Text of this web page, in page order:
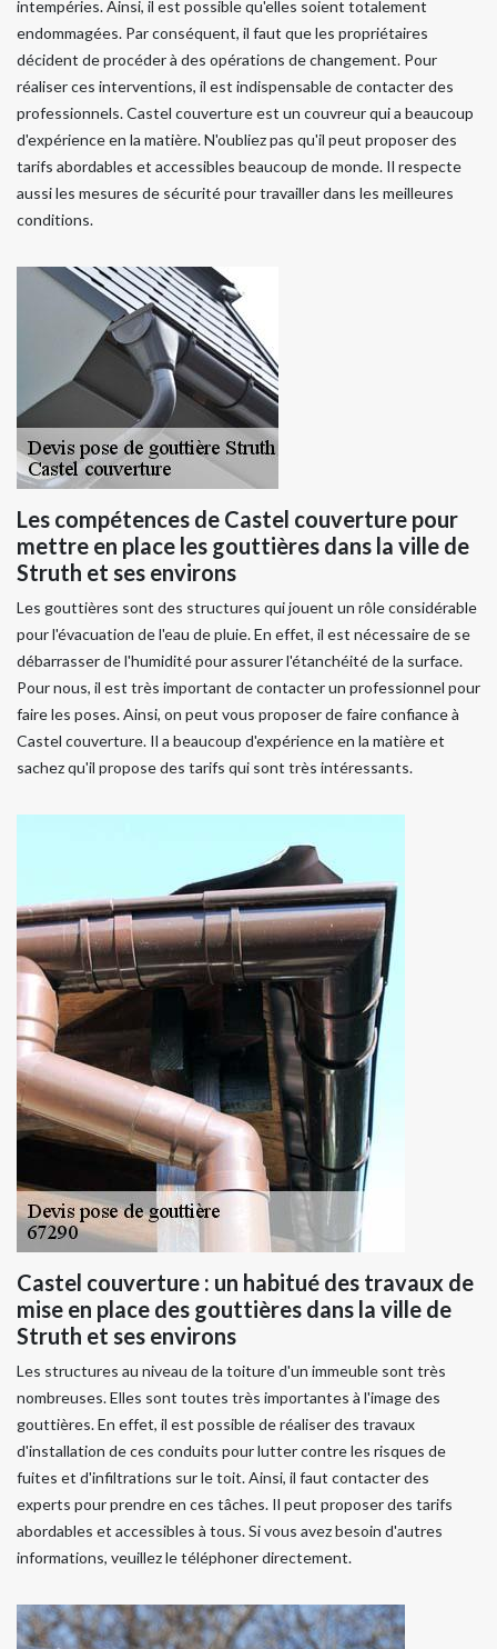
intempéries. Ainsi, il est possible qu'elles soient totalement
endommagées. Par conséquent, il faut que les propriétaires
décident de procéder à des opérations de changement. Pour
réaliser ces interventions, il est indispensable de contacter des
professionnels. Castel couverture est un couvreur qui a beaucoup
d'expérience en la matière. N'oubliez pas qu'il peut proposer des
tarifs abordables et accessibles beaucoup de monde. Il respecte
aussi les mesures de sécurité pour travailler dans les meilleures
conditions.
Les compétences de Castel couverture pour
mettre en place les gouttières dans la ville de
Struth et ses environs
Les gouttières sont des structures qui jouent un rôle considérable
pour l'évacuation de l'eau de pluie. En effet, il est nécessaire de se
débarrasser de l'humidité pour assurer l'étanchéité de la surface.
Pour nous, il est très important de contacter un professionnel pour
faire les poses. Ainsi, on peut vous proposer de faire confiance à
Castel couverture. Il a beaucoup d'expérience en la matière et
sachez qu'il propose des tarifs qui sont très intéressants.
Castel couverture : un habitué des travaux de
mise en place des gouttières dans la ville de
Struth et ses environs
Les structures au niveau de la toiture d'un immeuble sont très
nombreuses. Elles sont toutes très importantes à l'image des
gouttières. En effet, il est possible de réaliser des travaux
d'installation de ces conduits pour lutter contre les risques de
fuites et d'infiltrations sur le toit. Ainsi, il faut contacter des
experts pour prendre en ces tâches. Il peut proposer des tarifs
abordables et accessibles à tous. Si vous avez besoin d'autres
informations, veuillez le téléphoner directement.